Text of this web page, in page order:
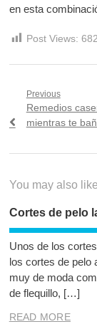
en esta
Post Views: 682
de
entradas
Previous
Previous
post:
Remedios
mientras te
You may also
Cortes de pelo
Unos de los
los cortes de pelo
muy de moda
de flequillo, […]
READ MORE